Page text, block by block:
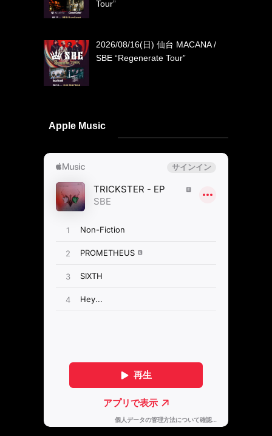
Tour”
2026/08/16(日) 仙台 MACANA /
SBE “Regenerate Tour”
Apple Music